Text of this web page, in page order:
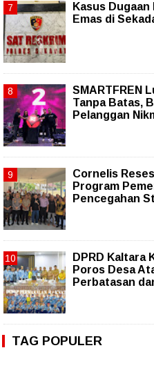
Kasus
Emas di
SMARTFREN
Tanpa Batas,
Pelanggan
Cornelis
Program
Pencegahan
DPRD Kaltara
Poros Desa
Perbatasan
TAG POPULER